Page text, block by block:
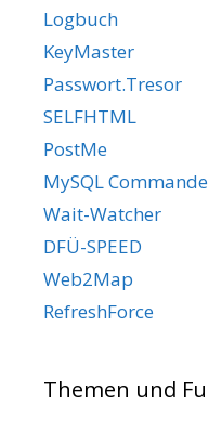
Logbuch
KeyMaster
Passwort.Tresor
SELFHTML
PostMe
MySQL
Wait-Watcher
DFÜ-SPEED
Web2Map
RefreshForce
Themen und